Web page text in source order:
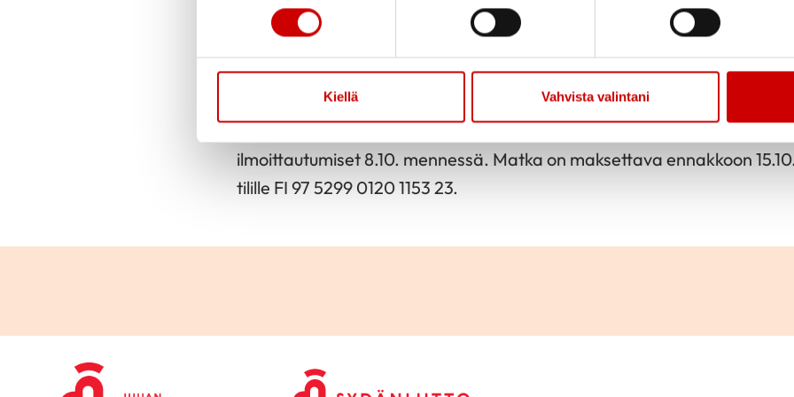
Kiellä Vahvista valintani
Julkaistu 26.8.2023 Jaa sivu Jaa Whatsapp
Juuan Sydänyhdistyksen kylpylämatka tehdään yhdessä Samimatkojen
17.11.2023 Pärnyyn. Hotellivaihtoehdot: Viiking Spa, Tervise Paradiis ja
547-613 €/henk. riippuen paikasta ja palveluista. Lisätietoja Matilta
ilmoittautumiset 8.10. mennessä. Matka on maksettava ennakkoon
tilille FI 97 5299 0120 1153 23.